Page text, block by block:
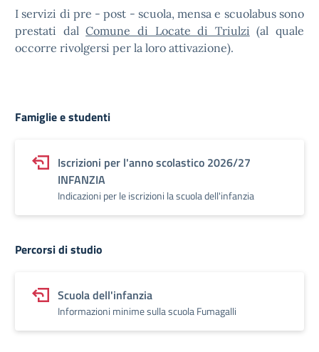
I servizi di pre - post - scuola, mensa e scuolabus sono
prestati dalComune di Locate di Triulzi (al quale
occorre rivolgersi per la loro attivazione).
Famiglie e studenti
Iscrizioni per l'anno scolastico 2026/27
INFANZIA
Indicazioni per le iscrizioni la scuola dell'infanzia
Percorsi di studio
Scuola dell'infanzia
Informazioni minime sulla scuola Fumagalli